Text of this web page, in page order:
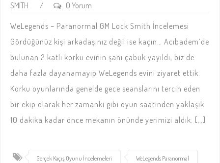
SMITH
/ 0 Yorum
WeLegends – Paranormal GM Lock Smith İncelemesi
Gördüğünüz kişi arkadaşınız değil ise kaçın… Acıbadem’de
bulunan 2 katlı korku evinin şanı çabuk yayıldı, biz de
daha fazla dayanamayıp WeLegends evini ziyaret ettik.
Korku oyunlarında genelde gece seanslarını tercih eden
bir ekip olarak her zamanki gibi oyun saatinden yaklaşık
10 dakika kadar önce mekanın önünde yerimizi aldık. […]
Gerçek Kaçış Oyunu İncelemeleri WeLegends Paranormal